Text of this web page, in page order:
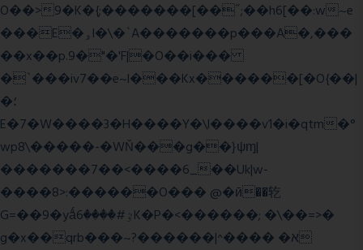
O��>9�K�{;�������[��˝;��h6[��:w~e
���E�ۅl�\�`A�������p���A�,���
��x��p.9�"�'F|�O��i���
�`���iv7��e~l���Kx������[�O{��|
�؛
E�7�W����3�H����Y�\l����v1�i�qtm�°
wp8\�����-�WŇ���g��}ψɱ|
�������7��<����6_��Uk|w-
����8>:������O��� @�ӣ��䢀
G=��9�yǻٷ#����6K�P�<������; �\��=>�
g�x��qrb���~א� ����^|������?